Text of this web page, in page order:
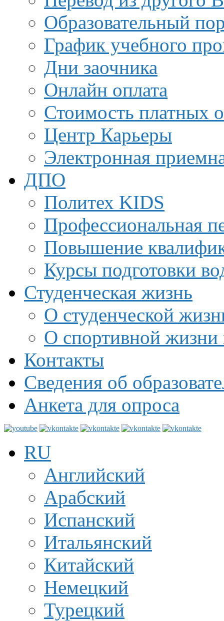
Образовательный
График учебного
Дни заочника
Онлайн оплата
Стоимость платных
Центр Карьеры
Электронная
ДПО
Политех KIDS
Профессиональная
Повышение
Курсы подготовки
Студенческая жизнь
О студенческой
О спортивной жизни
Контакты
Сведения об
Анкета для опроса
RU
Английский
Арабский
Испанский
Итальянский
Китайский
Немецкий
Турецкий